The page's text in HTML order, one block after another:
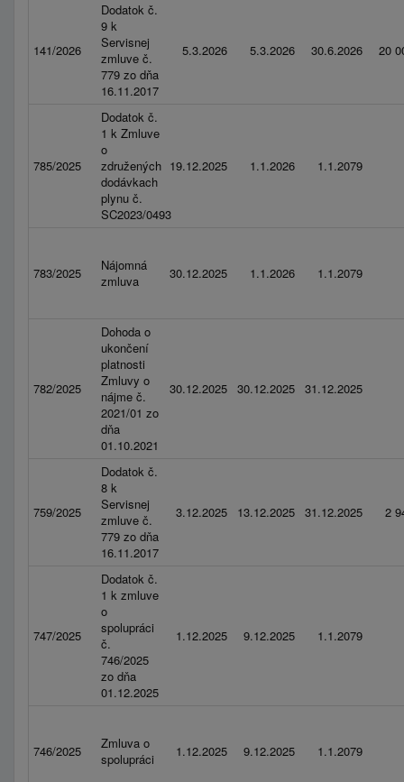
141/2026
Dodatok č.
9 k
Servisnej
zmluve č.
779 zo dňa
16.11.2017
5.3.2026 5.3.2026 30.6.2026 20
785/2025
Dodatok č.
1 k Zmluve
o
združených
dodávkach
plynu č.
SC2023/0493
19.12.2025 1.1.2026 1.1.2079
783/2025
Nájomná
zmluva
30.12.2025 1.1.2026 1.1.2079
782/2025
Dohoda o
ukončení
platnosti
Zmluvy o
nájme č.
2021/01 zo
dňa
01.10.2021
30.12.2025 30.12.2025 31.12.2025
759/2025
Dodatok č.
8 k
Servisnej
zmluve č.
779 zo dňa
16.11.2017
3.12.2025 13.12.2025 31.12.2025 2
747/2025
Dodatok č.
1 k zmluve
o
spolupráci
č.
746/2025
zo dňa
01.12.2025
1.12.2025 9.12.2025 1.1.2079
746/2025
Zmluva o
spolupráci
1.12.2025 9.12.2025 1.1.2079